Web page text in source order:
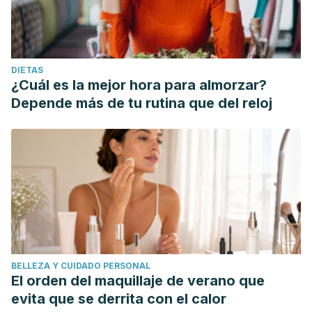
¿Son igual de adecuadas las proteínas de origen animal y
vegetal para ganar masa y fuerza muscular? Universidad
del País Vasco. España; 2022. https://www.ehu.eus/es/-/la-
proteina-adecuada-para-ganar-masa-y-fuerza-muscular
Tagawa, Ryoichi, et al. "Synergistic Effect of Increased
Total Protein Intake and Strength Training on Muscle
Strength: A Dose-Response Meta-analysis of Randomized
Controlled Trials."Sports Medicine-Open
8.1 (2022): 1-12.
Theimer S. ¿Está consumiendo demasiada proteína? Clínica
Mayo. Estados Unidos; 2017.
https://newsnetwork.mayoclinic.org/es/2017/03/15/esta-
consumiendo-demasiada-
proteina/
DIETAS
¿Cuál es la mejor hora para almorzar?
Depende más de tu rutina que del reloj
BELLEZA Y CUIDADO PERSONAL
El orden del maquillaje de verano que
evita que se derrita con el calor